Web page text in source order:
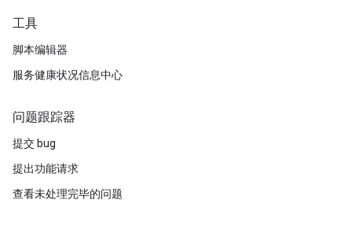
工具
脚本编辑器
服务健康状况信息中心
问题跟踪器
提交 bug
提出功能请求
查看未处理完毕的问题